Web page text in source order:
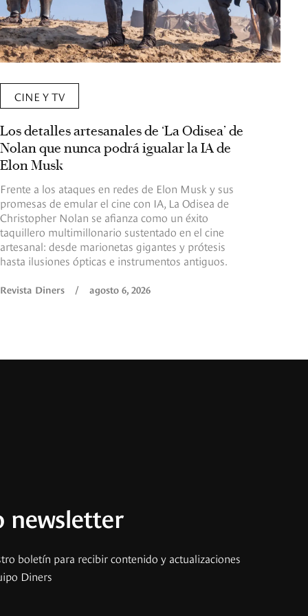
CINE Y TV
Los detalles artesanales de ‘La Odisea’ de
Nolan que nunca podrá igualar la IA de
Elon Musk
Frente a los ataques en redes de Elon Musk y sus
promesas de emular el cine con IA, La Odisea de
Christopher Nolan se afianza como un éxito
taquillero multimillonario sustentado en el cine
artesanal: desde marionetas gigantes y prótesis
hasta ilusiones ópticas e instrumentos antiguos.
Revista Diners / agosto 6, 2026
newsletter
boletín para recibir contenido y actualizaciones
Diners